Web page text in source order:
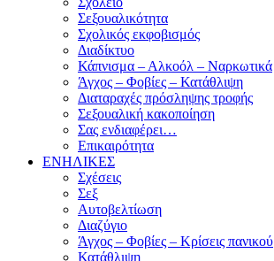
Σεξουαλικότητα
Σχολικός εκφοβισμός
Διαδίκτυο
Κάπνισμα – Αλκοόλ – Ναρκωτικά
Άγχος – Φοβίες – Κατάθλιψη
Διαταραχές πρόσληψης τροφής
Σεξουαλική κακοποίηση
Σας ενδιαφέρει…
Επικαιρότητα
ΕΝΗΛΙΚΕΣ
Σχέσεις
Σεξ
Αυτοβελτίωση
Διαζύγιο
Άγχος – Φοβίες – Κρίσεις πανικού
Κατάθλιψη